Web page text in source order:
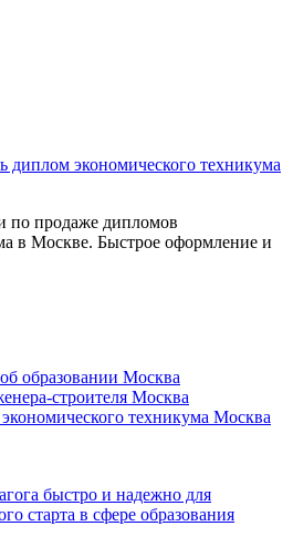
диплом экономического техникума
по продаже дипломов
в Москве. Быстрое оформление и
образовании Москва
строителя Москва
техникума Москва
быстро и надежно для
старта в сфере образования